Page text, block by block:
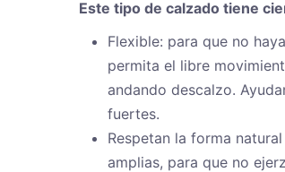
Este tipo de calzado tiene
Flexible: para que no
permita el libre
andando descalzo.
fuertes.
Respetan la forma
amplias, para que no